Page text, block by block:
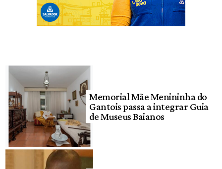
Memorial Mãe Menininha do
Gantois passa a integrar Guia
de Museus Baianos